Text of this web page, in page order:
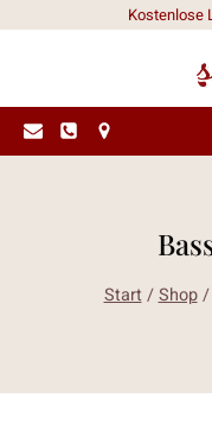
Kostenlose
Start /Shop /